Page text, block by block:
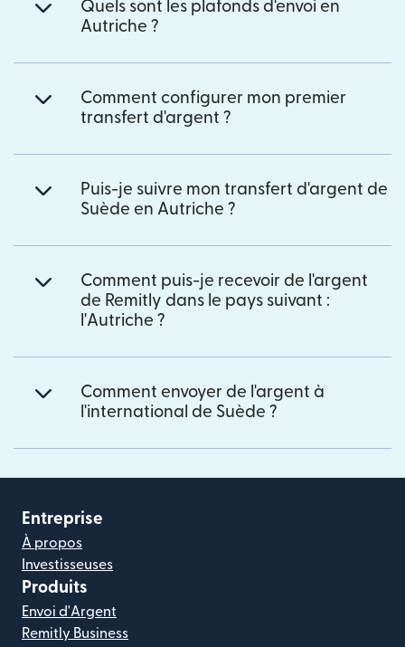
Quels sont les plafonds d'envoi en
Autriche ?
Comment configurer mon premier
transfert d'argent ?
Puis-je suivre mon transfert d'argent de
Suède en Autriche ?
Comment puis-je recevoir de l'argent
de Remitly dans le pays suivant :
l'Autriche ?
Comment envoyer de l'argent à
l'international de Suède ?
Entreprise
À propos
Investisseuses
Produits
Envoi d'Argent
Remitly Business